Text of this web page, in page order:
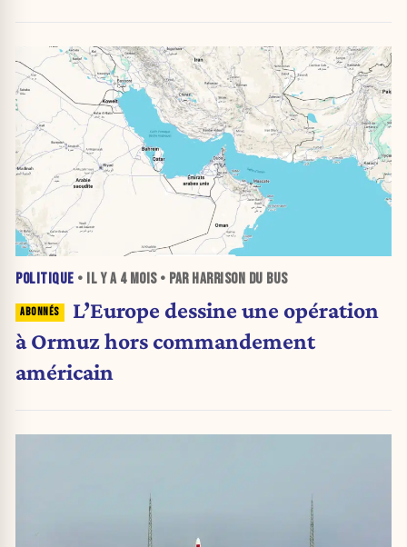
POLITIQUE • IL Y A 4 MOIS• PAR HARRISON DU BUS
L’Europe dessine une opération
à Ormuz hors commandement
américain